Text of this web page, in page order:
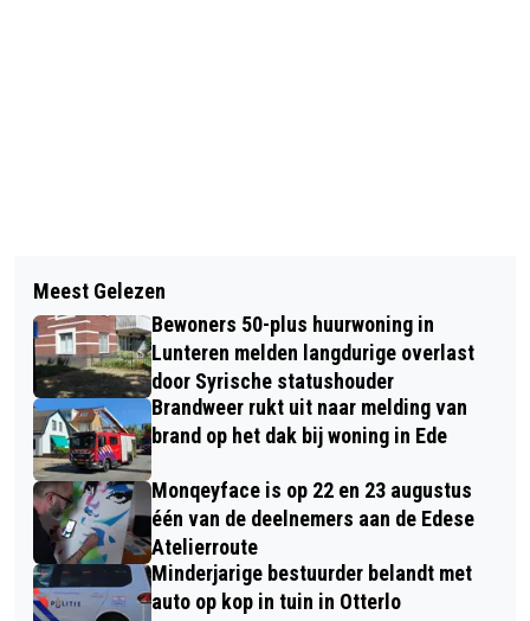
OVERWINNINGEN VOOR TWEEVV OP
LAATSTE WEDSTRIJDDAG
DOK TRIO ACROGYM PLAATST ZICH
VOOR DE 1/2 NEDERLANDSE
KAMPIOENSCHAPPEN IN OSS
Meest Gelezen
Bewoners 50-plus huurwoning in
Lunteren melden langdurige overlast
door Syrische statushouder
Brandweer rukt uit naar melding van
brand op het dak bij woning in Ede
Monqeyface is op 22 en 23 augustus
één van de deelnemers aan de Edese
Atelierroute
Minderjarige bestuurder belandt met
auto op kop in tuin in Otterlo